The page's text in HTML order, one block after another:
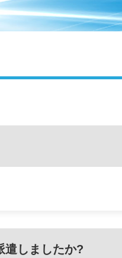
遣しましたか?